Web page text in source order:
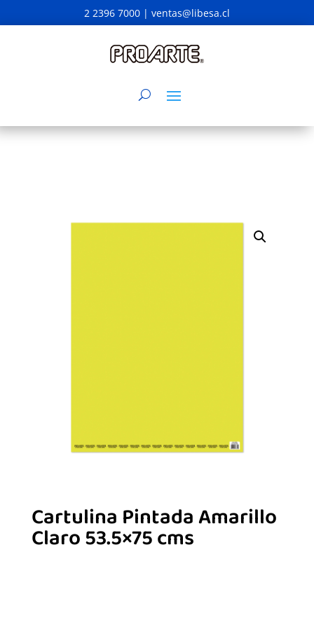
2 2396 7000 | ventas@libesa.cl
Cartulina Pintada Amarillo
Claro 53.5×75 cms